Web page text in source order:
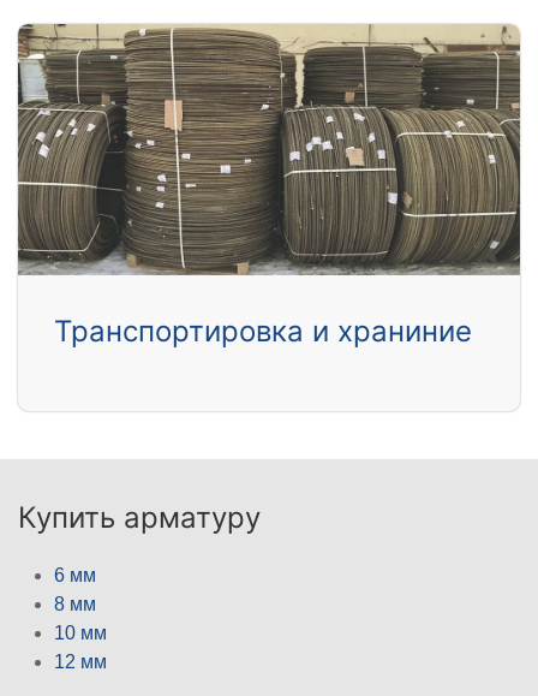
Транспортировка и храниние
Купить арматуру
6 мм
8 мм
10 мм
12 мм